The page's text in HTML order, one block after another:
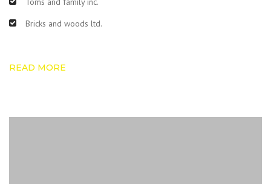
Bricks and woods ltd.
READ MORE